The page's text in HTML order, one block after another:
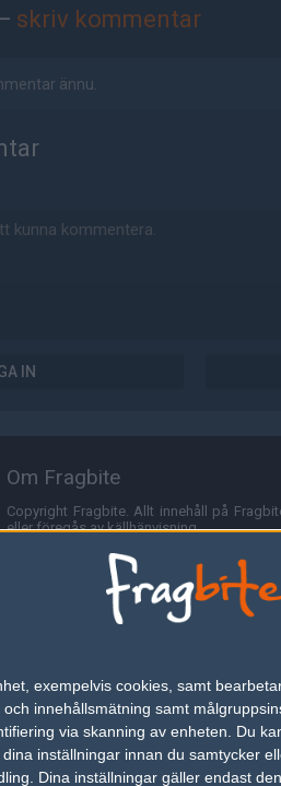
exempelvis cookies, samt
innehållsmätning samt
via skanning av enheten. Du
inställningar innan du samtycker
Dina inställningar gäller endast
skriv kommentar
ännu.
IN
Om Fragbite
Copyright Fragbite. Allt innehåll på
eller föregås av källhänvisning.
Alla åsikter uttryckta på Fragbite
Programmering och design av Fredric
Fragbite använder cookies för att spara
omröstningar och för att föra statistik.
besöka Fragbite. Den här textraden finns
Annonsering